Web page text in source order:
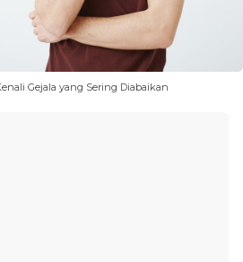
Gejala yang Sering Diabaikan